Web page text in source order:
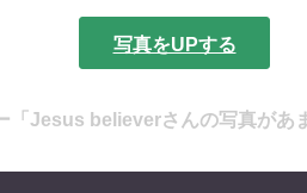
写真をUPする
「Jesus believerさんの写真があ